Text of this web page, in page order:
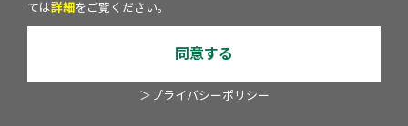
ては詳細 をご覧ください。
同意する
＞プライバシーポリシー